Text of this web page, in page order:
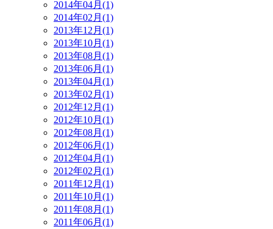
2014年04月(1)
2014年02月(1)
2013年12月(1)
2013年10月(1)
2013年08月(1)
2013年06月(1)
2013年04月(1)
2013年02月(1)
2012年12月(1)
2012年10月(1)
2012年08月(1)
2012年06月(1)
2012年04月(1)
2012年02月(1)
2011年12月(1)
2011年10月(1)
2011年08月(1)
2011年06月(1)